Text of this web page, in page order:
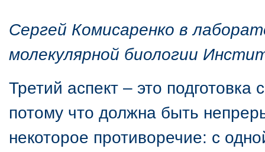
Сергей Комисаренко в
молекулярной биологии
Третий аспект – это
потому что должна быть
некоторое противоречие: с